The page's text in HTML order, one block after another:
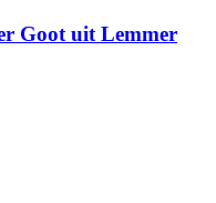
Goot uit Lemmer